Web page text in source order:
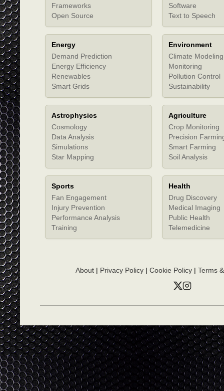
Frameworks
Open Source
Software
Text to Speech
Energy
Demand Prediction
Energy Efficiency
Renewables
Smart Grids
Environment
Climate Modeling
Monitoring
Pollution Control
Sustainability
Astrophysics
Cosmology
Data Analysis
Simulations
Star Mapping
Agriculture
Crop Monitoring
Precision
Smart Farming
Soil Analysis
Sports
Fan Engagement
Injury Prevention
Performance Analysis
Training
Health
Drug Discovery
Medical Imaging
Public Health
Telemedicine
About| Privacy Policy| Cookie Policy| Terms